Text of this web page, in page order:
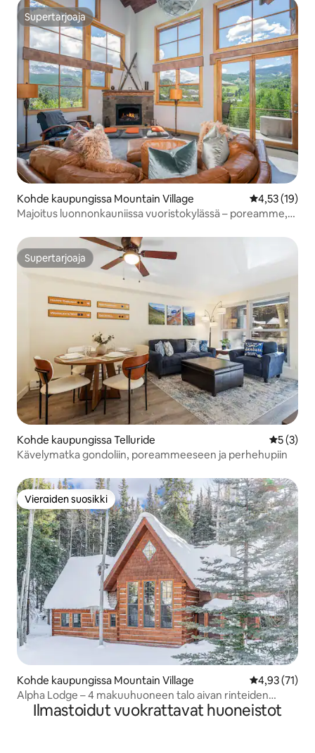
Supertarjoaja
Supertarjoaja
Kohde kaupungissa Mountain Village
4,53 (19)
Majoitus luonnonkauniissa vuoristokylässä – poreamme,
Supertarjoaja
Supertarjoaja
Kohde kaupungissa Telluride
5 (3)
Kävelymatka gondoliin, poreammeeseen ja perhehupiin
Vieraiden suosikki
Vieraiden suosikki
Kohde kaupungissa Mountain Village
4,93 (71)
Alpha Lodge – 4 makuuhuoneen talo aivan rinteiden
vieressä – poreallas
Ilmastoidut vuokrattavat huoneistot